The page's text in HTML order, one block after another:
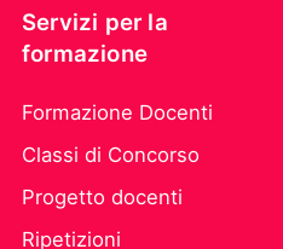
Servizi per la
formazione
Formazione Docenti
Classi di Concorso
Progetto docenti
Ripetizioni